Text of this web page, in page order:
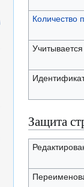
Количество
Защита